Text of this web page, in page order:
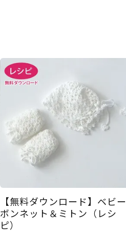
【無料ダウンロード】ベビー
ボンネット＆ミトン（レシ
ピ）